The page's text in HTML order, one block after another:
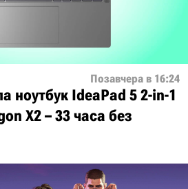
Позавчера в 16:24
ноутбук IdeaPad 5 2-in-1
X2 – 33 часа без